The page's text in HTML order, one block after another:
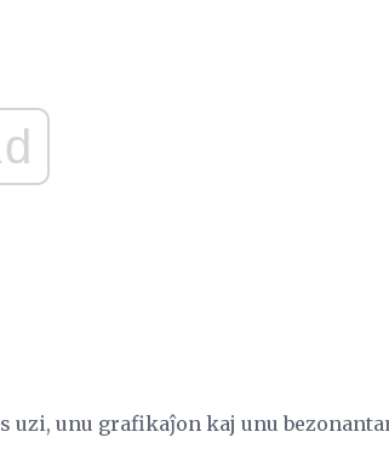
unu grafikaĵon kaj unu